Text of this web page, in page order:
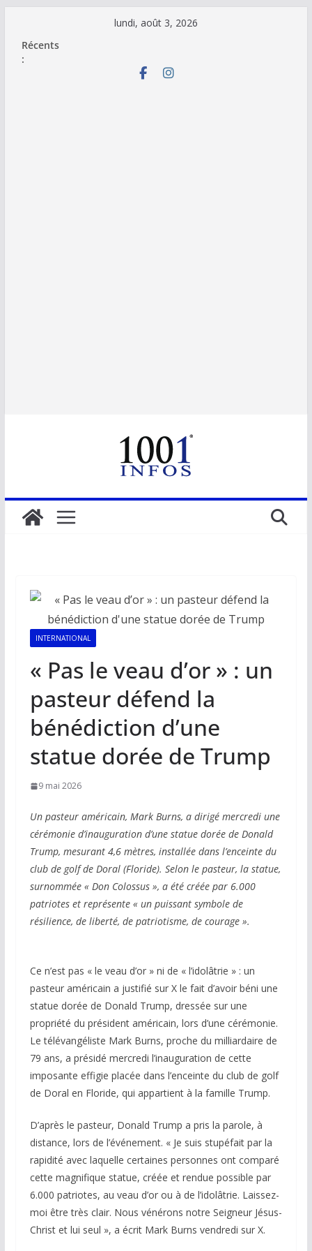
contenu
lundi, août 3, 2026
Récents
:
INTERNATIONAL
« Pas le veau d’or » : un
pasteur défend la
bénédiction d’une
statue dorée de Trump
9 mai 2026
Un pasteur américain, Mark Burns, a dirigé mercredi une
cérémonie d’inauguration d’une statue dorée de Donald
Trump, mesurant 4,6 mètres, installée dans l’enceinte du
club de golf de Doral (Floride). Selon le pasteur, la statue,
surnommée « Don Colossus », a été créée par 6.000
patriotes et représente « un puissant symbole de
résilience, de liberté, de patriotisme, de courage ».
Ce n’est pas « le veau d’or » ni de « l’idolâtrie » : un
pasteur américain a justifié sur X le fait d’avoir béni une
statue dorée de Donald Trump, dressée sur une
propriété du président américain, lors d’une cérémonie.
Le télévangéliste Mark Burns, proche du milliardaire de
79 ans, a présidé mercredi l’inauguration de cette
imposante effigie placée dans l’enceinte du club de golf
de Doral en Floride, qui appartient à la famille Trump.
D’après le pasteur, Donald Trump a pris la parole, à
distance, lors de l’événement. « Je suis stupéfait par la
rapidité avec laquelle certaines personnes ont comparé
cette magnifique statue, créée et rendue possible par
6.000 patriotes, au veau d’or ou à de l’idolâtrie. Laissez-
moi être très clair. Nous vénérons notre Seigneur Jésus-
Christ et lui seul », a écrit Mark Burns vendredi sur X.